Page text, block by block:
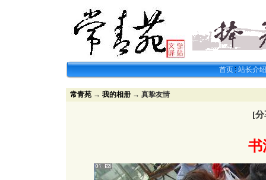
首页 站长介绍
常青苑→ 我的相册→ 真挚友情
[分
书